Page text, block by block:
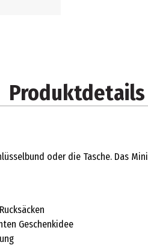
Produktdetails
oder die Tasche. Das
Geschenkidee